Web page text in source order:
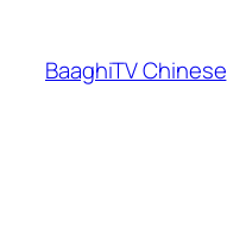
content
BaaghiTV Chinese